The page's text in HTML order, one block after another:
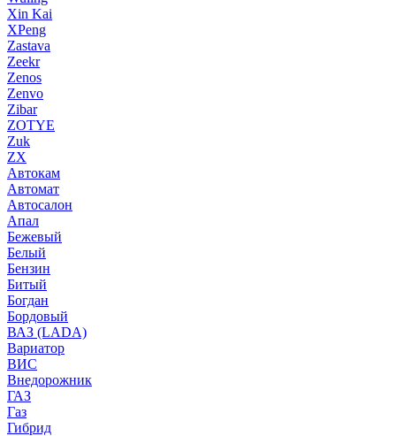
Xin Kai
XPeng
Zastava
Zeekr
Zenos
Zenvo
Zibar
ZOTYE
Zuk
ZX
Автокам
Автомат
Автосалон
Апал
Бежевый
Белый
Бензин
Битый
Богдан
Бордовый
ВАЗ (LADA)
Вариатор
ВИС
Внедорожник
ГАЗ
Газ
Гибрид